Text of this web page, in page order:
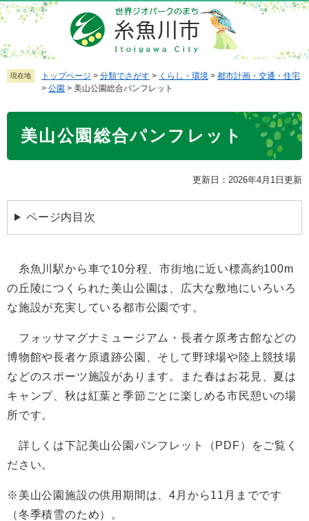
ペ
ー
ジ
の
先
メ
ニ
ュ
ー
を
本
現在地 トップページ > 分類でさがす > くらし・環境 > 都市計画・交通・住宅
> 公園 > 美山公園総合パンフレット
美山公園総合パンフレット
更新日：2026年4月1日更新
ページ内目次
糸魚川駅から車で10分程、市街地に近い標高約100m
の丘陵につくられた美山公園は、広大な敷地にいろいろ
な施設が充実している都市公園です。
フォッサマグナミュージアム・長者ケ原考古館などの
博物館や長者ケ原遺跡公園、そして野球場や陸上競技場
などのスポーツ施設があります。また春はお花見、夏は
キャンプ、秋は紅葉と季節ごとに楽しめる市民憩いの場
所です。
詳しくは下記美山公園パンフレット（PDF）をご覧く
ださい。
※美山公園施設の供用期間は、4月から11月までです
（冬季積雪のため）。